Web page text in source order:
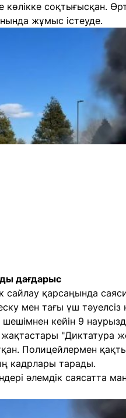
көлікке соқтығысқан.
жұмыс істеуде.
дағдарыс
сайлау қарсаңында
мен тағы үш тәуелсіз
кейін 9
"Диктатура
Полицейлермен
кадрлары тарады.
әлемдік саясатта